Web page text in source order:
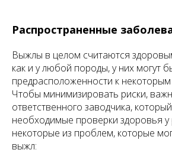
Распространенные
Выжлы в целом считаются
как и у любой породы, у них могут
предрасположенности к
Чтобы минимизировать риски,
ответственного заводчика,
необходимые проверки здоровья у
некоторые из проблем, которые
выжл: